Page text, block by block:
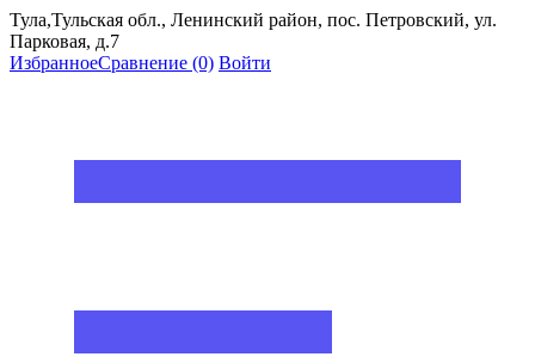
Тула,Тульская обл., Ленинский район, пос. Петровский, ул.
Парковая, д.7
ИзбранноеСравнение (0) Войти